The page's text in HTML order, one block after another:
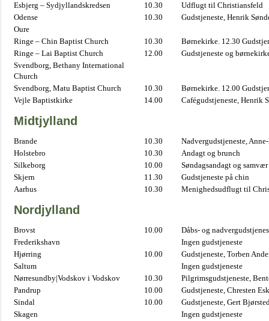
Esbjerg – Sydjyllandskredsen 10.30
Udflugt til Christiansfeld
Odense
10.30
Gudstjeneste, Henrik
Oure
Ringe – Chin Baptist Church
10.30
Børnekirke. 12.30
Ringe – Lai Baptist Church
12.00
Gudstjeneste og
Svendborg, Bethany International
Church
Svendborg, Matu Baptist Church
10.30
Børnekirke. 12.00
Vejle Baptistkirke
14.00 Cafégudstjeneste, Henrik
Midtjylland
Brande 10.30
Nadvergudstjeneste,
Holstebro
10.30
Andagt og brunch
Silkeborg
10.00
Søndagsandagt og samvær
Skjern
11.30
Gudstjeneste på chin
Aarhus
10.30 Menighedsudflugt til
Nordjylland
Brovst 10.00
Dåbs- og
Frederikshavn
Ingen gudstjeneste
Hjørring
10.00
Gudstjeneste, Torben
Saltum
Ingen gudstjeneste
Nørresundby|Vodskov i Vodskov
10.30
Pilgrimsgudstjeneste,
Pandrup
10.00
Gudstjeneste, Chresten
Sindal
10.00
Gudstjeneste, Gert
Skagen
Ingen gudstjeneste